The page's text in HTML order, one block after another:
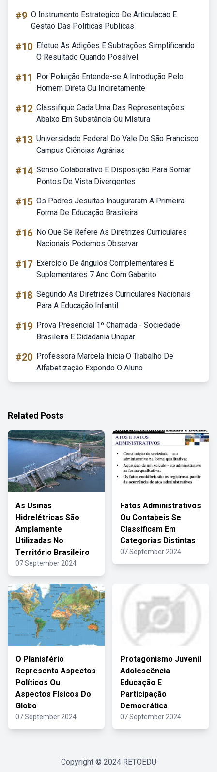
#9 O Instrumento Estrategico De Articulacao E
Gestao Das Politicas Publicas
#10 Efetue As Adições E Subtrações Simplificando
O Resultado Quando Possível
#11
Por Poluição Entende-se A Introdução Pelo
Homem Direta Ou Indiretamente
#12 Classifique Cada Uma Das Representações
Abaixo Em Substância Ou Mistura
#13 Universidade Federal Do Vale Do São Francisco
Campus Ciências Agrárias
#14 Senso Colaborativo E Disposição Para Somar
Pontos De Vista Divergentes
#15 Os Padres Jesuítas Inauguraram A Primeira
Forma De Educação Brasileira
#16 No Que Se Refere As Diretrizes Curriculares
Nacionais Podemos Observar
#17 Exercício De ângulos Complementares E
Suplementares 7 Ano Com Gabarito
#18 Segundo As Diretrizes Curriculares Nacionais
Para A Educação Infantil
#19 Prova Presencial 1º Chamada - Sociedade
Brasileira E Cidadania Unopar
#20 Professora Marcela Inicia O Trabalho De
Alfabetização Expondo O Aluno
Related Posts
As Usinas
Hidrelétricas São
Amplamente
Utilizadas No
Território Brasileiro
07 September 2024
Fatos Administrativos
Ou Contabeis Se
Classificam Em
Categorias Distintas
07 September 2024
O Planisfério
Representa Aspectos
Políticos Ou
Aspectos Físicos Do
Globo
07 September 2024
Protagonismo Juvenil
Adolescência
Educação E
Participação
Democrática
07 September 2024
Copyright © 2024 RETOEDU